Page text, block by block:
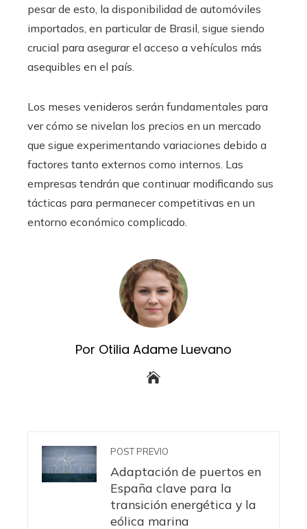
pesar de esto, la disponibilidad de automóviles
importados, en particular de Brasil, sigue siendo
crucial para asegurar el acceso a vehículos más
asequibles en el país.
Los meses venideros serán fundamentales para
ver cómo se nivelan los precios en un mercado
que sigue experimentando variaciones debido a
factores tanto externos como internos. Las
empresas tendrán que continuar modificando sus
tácticas para permanecer competitivas en un
entorno económico complicado.
Por Otilia Adame Luevano
POST PREVIO
Adaptación de puertos en
España clave para la
transición energética y la
eólica marina